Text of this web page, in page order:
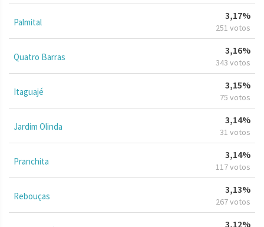
Palmital
3,17%
251 votos
Quatro Barras
3,16%
343 votos
Itaguajé
3,15%
75 votos
Jardim Olinda
3,14%
31 votos
Pranchita
3,14%
117 votos
Rebouças
3,13%
267 votos
3,12%